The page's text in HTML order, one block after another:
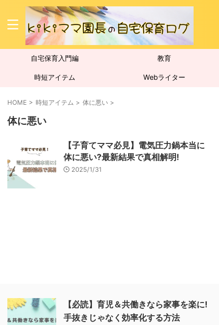
自宅保育入門編 教育
時短アイテム Webライター
HOME > 時短アイテム > 体に悪い >
体に悪い
【子育てママ必見】電気圧力鍋本当に
体に悪い?最新結果で真相解明!
2025/1/31
【必読】育児＆共働きなら家事を楽に!
手抜きじゃなく効率化する方法